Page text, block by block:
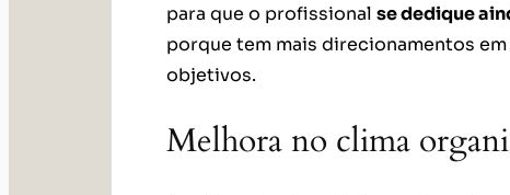
para que o profissional se dedique
porque tem mais direcionamentos
objetivos.
Melhora no clima